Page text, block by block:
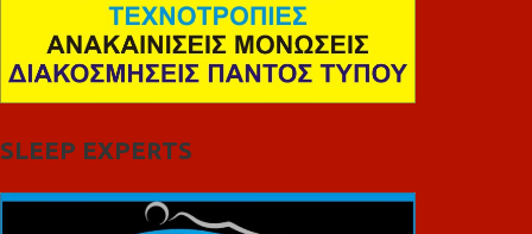
SLEEP EXPERTS